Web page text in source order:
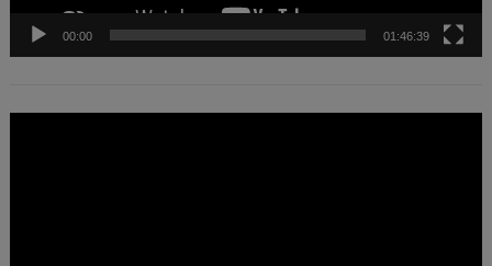
00:00 01:46:39